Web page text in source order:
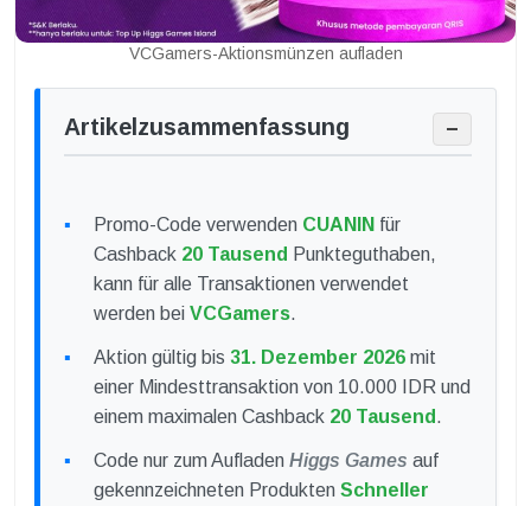
VCGamers-Aktionsmünzen aufladen
Artikelzusammenfassung −
Promo-Code verwenden CUANIN für
Cashback 20 Tausend Punkteguthaben,
kann für alle Transaktionen verwendet
werden bei VCGamers.
Aktion gültig bis 31. Dezember 2026 mit
einer Mindesttransaktion von 10.000 IDR und
einem maximalen Cashback 20 Tausend .
Code nur zum Aufladen Higgs Games auf
gekennzeichneten Produkten Schneller